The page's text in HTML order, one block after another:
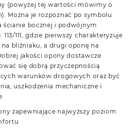
(powyżej tej wartości mówimy o
Można je rozpoznać po symbolu
ścianie bocznej i podwójnym
111, gdzie pierwszy charakteryzuje
bliźniaku, a drugi oponę na
jakości opony dostawcze
się dobrą przyczepnością
warunków drogowych oraz być
uszkodzenia mechaniczne i
zapewniające najwyższy poziom